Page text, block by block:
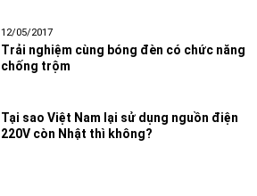
12/05/2017
Trải nghiệm cùng bóng đèn có chức năng
chống trộm
Tại sao Việt Nam lại sử dụng nguồn điện
220V còn Nhật thì không?